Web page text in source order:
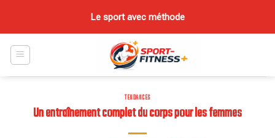
content
Le sport avec méthode
TENDANCES
Un entraînement complet du corps pour les femmes